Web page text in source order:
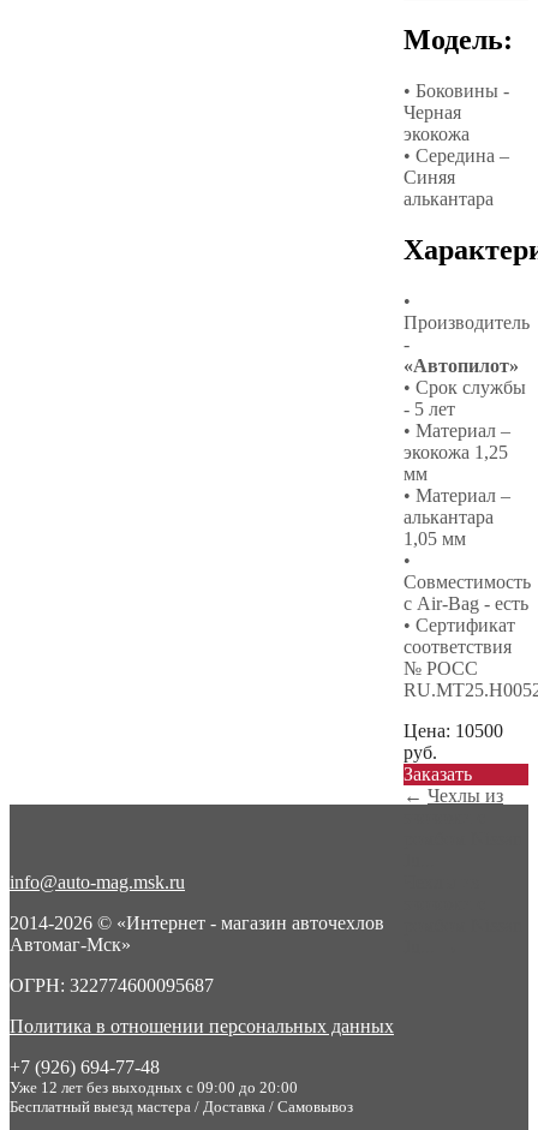
Модель:
• Боковины -
Черная
экокожа
• Середина –
Синяя
алькантара
•
Производитель
-
«Автопилот»
• Срок службы
- 5 лет
• Материал –
экокожа 1,25
мм
• Материал –
алькантара
1,05 мм
•
Совместимость
с Air-Bag - есть
• Сертификат
соответствия
№ РОСС
Цена: 10500
руб.
Заказать
← Чехлы из
info@auto-mag.msk.ru
2014-2026 © «Интернет - магазин авточехлов
Автомаг-Мск»
ОГРН: 322774600095687
Политика в отношении персональных данных
+7 (926) 694-77-48
Уже 12 лет без выходных с 09:00 до 20:00
Бесплатный выезд мастера / Доставка / Самовывоз